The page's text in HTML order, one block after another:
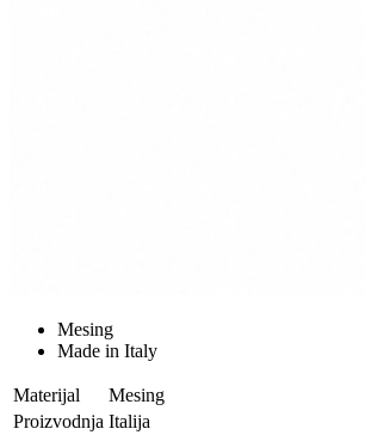
Mesing
Made in Italy
Materijal
Mesing
Proizvodnja Italija